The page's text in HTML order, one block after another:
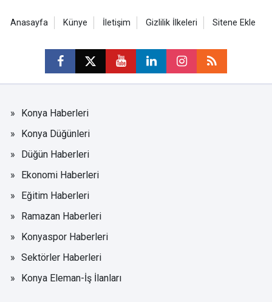
Anasayfa Künye İletişim Gizlilik İlkeleri Sitene Ekle
Konya Haberleri
Konya Düğünleri
Düğün Haberleri
Ekonomi Haberleri
Eğitim Haberleri
Ramazan Haberleri
Konyaspor Haberleri
Sektörler Haberleri
Konya Eleman-İş İlanları